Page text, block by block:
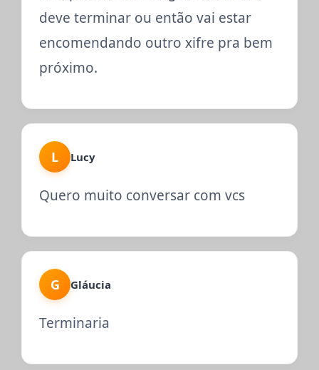
deve terminar ou então vai estar
encomendando outro xifre pra bem
próximo.
L Lucy
Quero muito conversar com vcs
G Gláucia
Terminaria